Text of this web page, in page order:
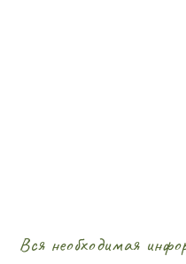
Вся необходимая